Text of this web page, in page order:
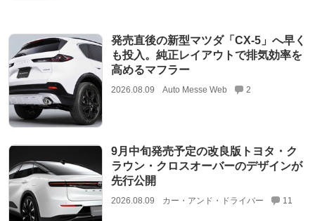
発売直後の新型マツダ「CX-5」へ早く
も投入。純正レイアウトで排気効率を
高めるマフラー
2026.08.09 Auto Messe Web 2
9月中旬発売予定の改良版トヨタ・ク
ラウン・クロスオーバーのデザインが
先行公開
2026.08.09 カー・アンド・ドライバー 11